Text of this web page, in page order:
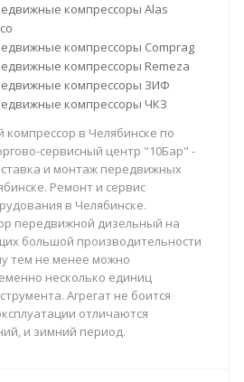
компрессоры Alas
компрессоры Comprag
компрессоры Remeza
компрессоры ЗИФ
компрессоры ЧКЗ
в Челябинске по
сервисный центр "10Бар" -
и монтаж передвижных
Ремонт и сервис
в Челябинске.
передвижной дизельный на
большой производительности
тем не менее можно
несколько единиц
Агрегат не боится
отличаются
и зимний период.